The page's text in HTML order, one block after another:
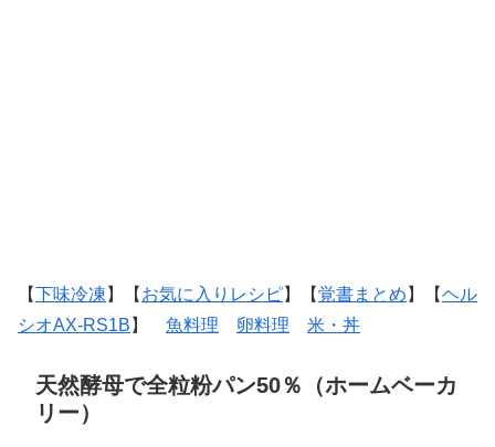
【下味冷凍 】【 お気に入りレシピ】【覚書まとめ 】【ヘル
シオAX-RS1B 】 魚料理 卵料理 米・丼
天然酵母で全粒粉パン50％（ホームベーカ
リー）